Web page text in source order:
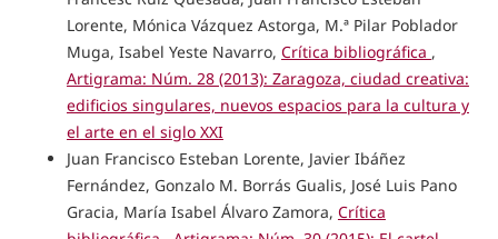
Lorente, Mónica Vázquez Astorga, M.ª Pilar Poblador
Muga, Isabel Yeste Navarro, Crítica bibliográfica ,
Artigrama: Núm. 28 (2013): Zaragoza, ciudad creativa:
edificios singulares, nuevos espacios para la cultura y
el arte en el siglo XXI
Juan Francisco Esteban Lorente, Javier Ibáñez
Fernández, Gonzalo M. Borrás Gualis, José Luis Pano
Gracia, María Isabel Álvaro Zamora, Crítica